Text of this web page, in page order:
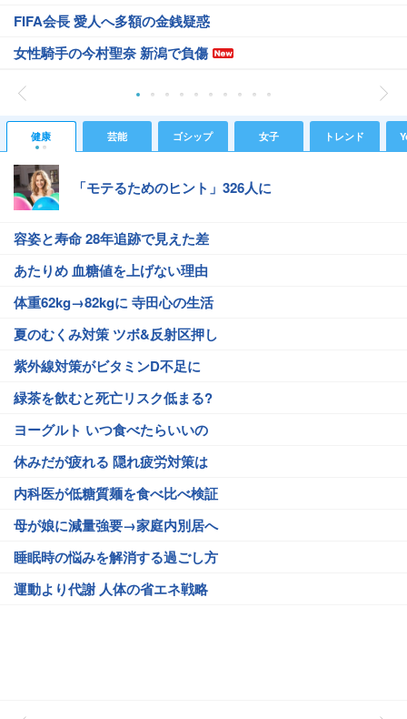
FIFA会長 愛人へ多額の金銭疑惑
女性騎手の今村聖奈 新潟で負傷
健康 芸能 ゴシップ 女子 トレンド
「モテるためのヒント」326人に
容姿と寿命 28年追跡で見えた差
あたりめ 血糖値を上げない理由
体重62kg→82kgに 寺田心の生活
夏のむくみ対策 ツボ&反射区押し
紫外線対策がビタミンD不足に
緑茶を飲むと死亡リスク低まる?
ヨーグルト いつ食べたらいいの
休みだが疲れる 隠れ疲労対策は
内科医が低糖質麺を食べ比べ検証
母が娘に減量強要→家庭内別居へ
睡眠時の悩みを解消する過ごし方
運動より代謝 人体の省エネ戦略